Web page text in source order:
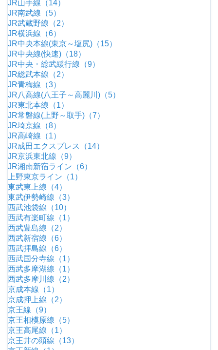
JR山手線（14）
JR南武線（5）
JR武蔵野線（2）
JR横浜線（6）
JR中央本線(東京～塩尻)（15）
JR中央線(快速)（18）
JR中央・総武緩行線（9）
JR総武本線（2）
JR青梅線（3）
JR八高線(八王子～高麗川)（5）
JR東北本線（1）
JR常磐線(上野～取手)（7）
JR埼京線（8）
JR高崎線（1）
JR成田エクスプレス（14）
JR京浜東北線（9）
JR湘南新宿ライン（6）
上野東京ライン（1）
東武東上線（4）
東武伊勢崎線（3）
西武池袋線（10）
西武有楽町線（1）
西武豊島線（2）
西武新宿線（6）
西武拝島線（6）
西武国分寺線（1）
西武多摩湖線（1）
西武多摩川線（2）
京成本線（1）
京成押上線（2）
京王線（9）
京王相模原線（5）
京王高尾線（1）
京王井の頭線（13）